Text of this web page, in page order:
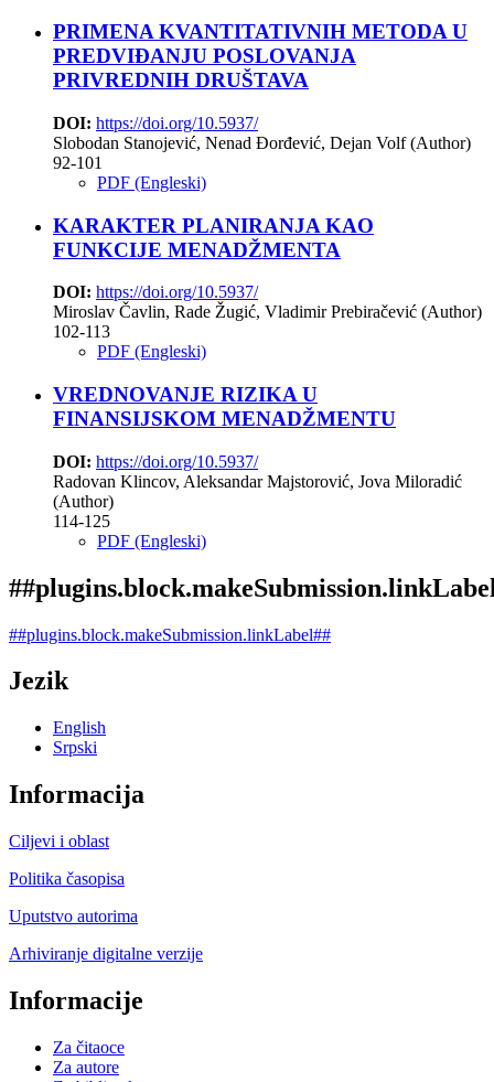
PRIMENA KVANTITATIVNIH METODA U
PREDVIĐANJU POSLOVANJA
PRIVREDNIH DRUŠTAVA
DOI: https://doi.org/10.5937/
Slobodan Stanojević, Nenad Đorđević, Dejan Volf (Author)
92-101
PDF (Engleski)
KARAKTER PLANIRANJA KAO
FUNKCIJE MENADŽMENTA
DOI: https://doi.org/10.5937/
Miroslav Čavlin, Rade Žugić, Vladimir Prebiračević (Author)
102-113
PDF (Engleski)
VREDNOVANJE RIZIKA U
FINANSIJSKOM MENADŽMENTU
DOI: https://doi.org/10.5937/
Radovan Klincov, Aleksandar Majstorović, Jova Miloradić
(Author)
114-125
PDF (Engleski)
##plugins.block.makeSubmission.linkLabel##
Jezik
English
Srpski
Informacija
Ciljevi i oblast
Politika časopisa
Uputstvo autorima
Arhiviranje digitalne verzije
Informacije
Za čitaoce
Za autore